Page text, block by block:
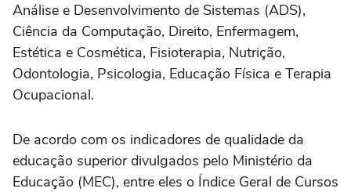
Análise e Desenvolvimento de Sistemas (ADS),
Ciência da Computação, Direito, Enfermagem,
Estética e Cosmética, Fisioterapia, Nutrição,
Odontologia, Psicologia, Educação Física e Terapia
Ocupacional.
De acordo com os indicadores de qualidade da
educação superior divulgados pelo Ministério da
Educação (MEC), entre eles o Índice Geral de Cursos